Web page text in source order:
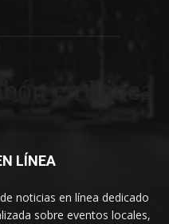
LÍNEA
noticias en línea dedicado
sobre eventos locales,